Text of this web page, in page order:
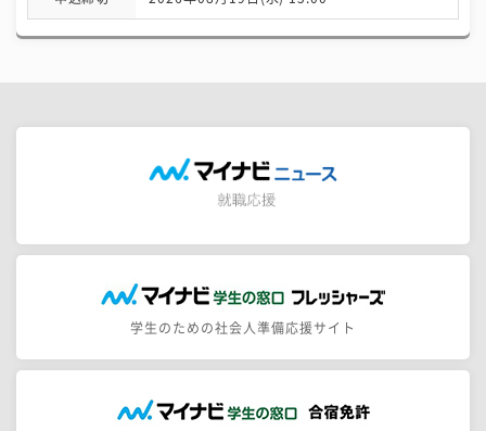
学生のための社会人準備応援サイト